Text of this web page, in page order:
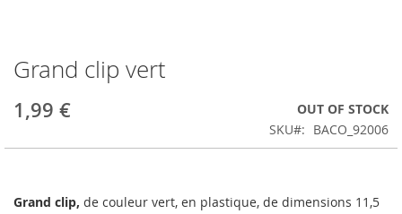
Skip
to
the
beginning
Grand clip vert
1,99 €
OUT OF STOCK
SKU
BACO_92006
Grand clip, de couleur vert, en plastique, de dimensions 11,5